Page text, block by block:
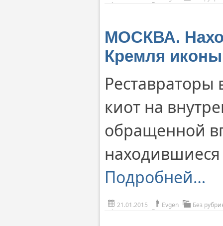
МОСКВА.
Кремля иконы
киот на
обращенной
Подробней…
21.01.2015 Evgen Без